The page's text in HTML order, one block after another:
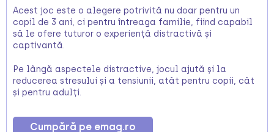
Acest joc este o alegere potrivită nu doar pentru un
copil de 3 ani, ci pentru întreaga familie, fiind capabil
să le ofere tuturor o experiență distractivă și
captivantă.
Pe lângă aspectele distractive, jocul ajută și la
reducerea stresului și a tensiunii, atât pentru copii, cât
și pentru adulți.
Cumpără pe emag.ro